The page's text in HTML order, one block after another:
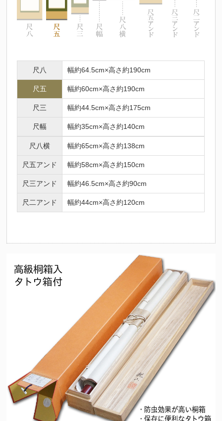
尺八 幅約64.5cm×高さ約190cm
尺五 幅約60cm×高さ約190cm
尺三 幅約44.5cm×高さ約175cm
尺幅 幅約35cm×高さ約140cm
尺八横 幅約65cm×高さ約138cm
尺五アンド 幅約58cm×高さ約150cm
尺三アンド 幅約46.5cm×高さ約90cm
尺二アンド 幅約44cm×高さ約120cm